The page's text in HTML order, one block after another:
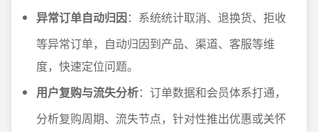
异常订单自动归因：系统统计取消、退换货、拒收
等异常订单，自动归因到产品、渠道、客服等维
度，快速定位问题。
用户复购与流失分析：订单数据和会员体系打通，
分析复购周期、流失节点，针对性推出优惠或关怀